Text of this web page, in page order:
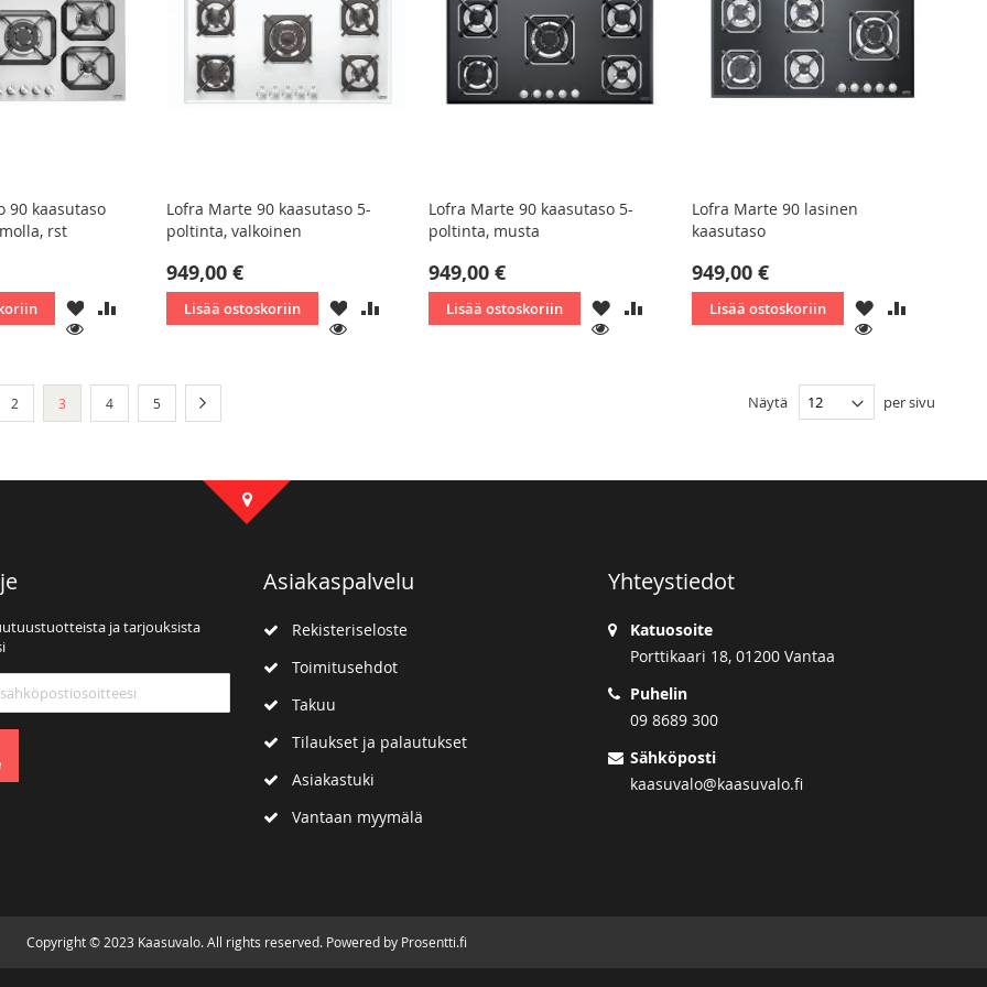
90 kaasutaso
rst
LISÄÄ
TOIVELISTAAN
LISÄÄ
VERTAILUUN
KATSO
Lofra Marte 90 kaasutaso 5-
poltinta, valkoinen
949,00 €
Lisää ostoskoriin
LISÄÄ
TOIVELISTAAN
VERTAILUUN
KATSO
Lofra Marte 90 kaasutaso 5-
poltinta, musta
949,00 €
Lisää ostoskoriin
LISÄÄ
TOIVELISTAAN
LISÄÄ
VERTAILUUN
KATSO
Lofra Marte 90 lasinen
kaasutaso
949,00 €
Lisää ostoskoriin
LISÄÄLISÄÄ
Sivu
2 You're currently reading page
3 Sivu
4 Sivu
5 Näytä per sivu
ja tarjouksista
Asiakaspalvelu
Rekisteriseloste
Toimitusehdot
Takuu
Tilaukset ja palautukset
Asiakastuki
Vantaan myymälä
Yhteystiedot
Katuosoite
Porttikaari 18, 01200 Vantaa
Puhelin
09 8689 300
Sähköposti
kaasuvalo@kaasuvalo.fi
Copyright © 2023 Kaasuvalo. All rights reserved. Powered by Prosentti.fi